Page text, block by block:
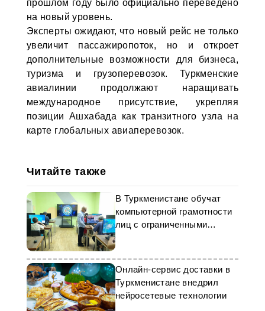
прошлом году было официально переведено
на новый уровень.
Эксперты ожидают, что новый рейс не только
увеличит пассажиропоток, но и откроет
дополнительные возможности для бизнеса,
туризма и грузоперевозок. Туркменские
авиалинии продолжают наращивать
международное присутствие, укрепляя
позиции Ашхабада как транзитного узла на
карте глобальных авиаперевозок.
Читайте также
В Туркменистане обучат
компьютерной грамотности
лиц с ограниченными
возможностями
Онлайн-сервис доставки в
Туркменистане внедрил
нейросетевые технологии